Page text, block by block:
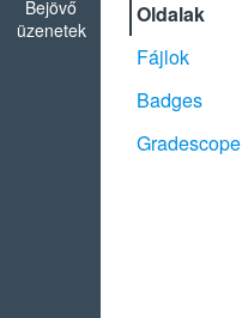
Bejövő
üzenetek
Oldalak
Fájlok
Badges
Gradescope